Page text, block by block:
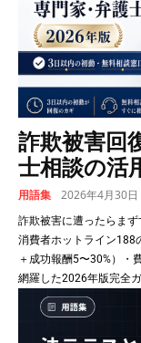
詐欺被害回
士相談の活
用語集 2026年4月30日
詐欺被害に遭ったらま
消費者ホットライン188
＋成功報酬5〜30%）・
網羅した2026年版完全ガ